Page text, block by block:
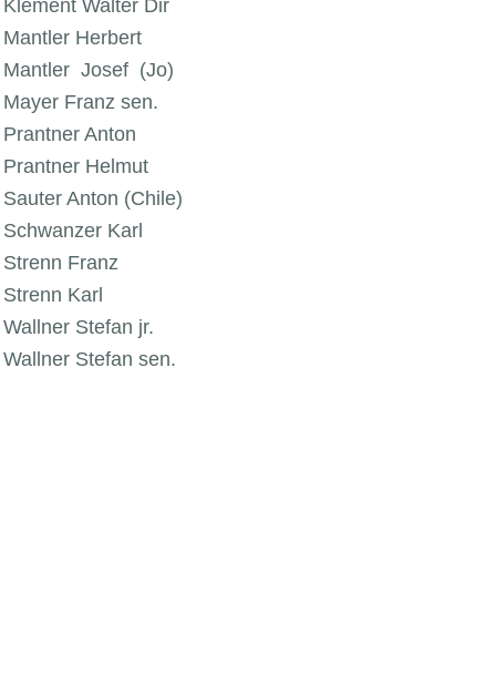
Klement Walter Dir
Mantler Herbert
Mantler Josef (Jo)
Mayer Franz sen.
Prantner Anton
Prantner Helmut
Sauter Anton (Chile)
Schwanzer Karl
Strenn Franz
Strenn Karl
Wallner Stefan jr.
Wallner Stefan sen.